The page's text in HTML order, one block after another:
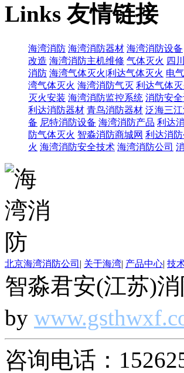
Links友情链接
海湾消防 海湾消防器材 海湾消防设备
改造 海湾消防主机维修 气体灭火 四
消防 海湾气体灭火|利达气体灭火 电
湾气体灭火 海湾消防气灭 利达气体灭
灭火安装 海湾消防监控系统 消防安
利达消防器材 青鸟消防器材 泛海三
备 尼特消防设备 海湾消防产品 利达
防气体灭火 智淼消防商城网 利达消防
火 海湾消防安全技术 海湾消防公司
北京海湾消防公司 | 关于海湾| 产品中心| 技
智淼君安(江苏)
by
咨询电话：